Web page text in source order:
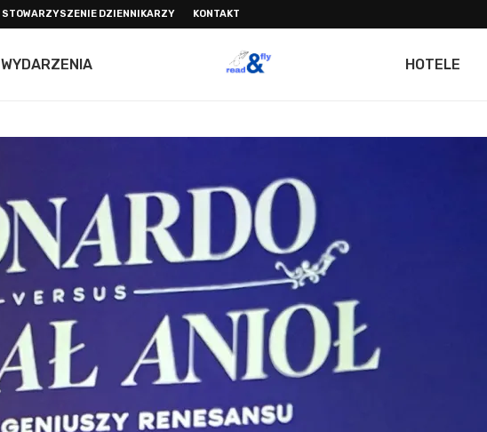
STOWARZYSZENIE DZIENNIKARZY KONTAKT
WYDARZENIA HOTELE